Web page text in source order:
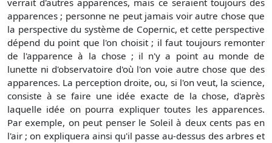
apparences ; personne ne peut jamais voir autre chose que
la perspective du système de Copernic, et cette perspective
dépend du point que l'on choisit ; il faut toujours remonter
de l'apparence à la chose ; il n'y a point au monde de
lunette ni d'observatoire d'où l'on voie autre chose que des
apparences. La perception droite, ou, si l'on veut, la science,
consiste à se faire une idée exacte de la chose, d'après
laquelle idée on pourra expliquer toutes les apparences.
Par exemple, on peut penser le Soleil à deux cents pas en
l'air ; on expliquera ainsi qu'il passe au-dessus des arbres et